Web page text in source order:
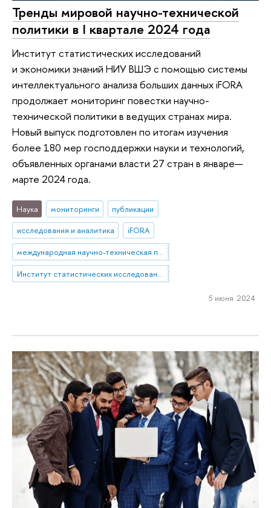
Тренды мировой научно-технической
политики в I квартале 2024 года
Институт статистических исследований
и экономики знаний НИУ ВШЭ с помощью системы
интеллектуального анализа больших данных iFORA
продолжает мониторинг повестки научно-
технической политики в ведущих странах мира.
Новый выпуск подготовлен по итогам изучения
более 180 мер господдержки науки и технологий,
объявленных органами власти 27 стран в январе—
марте 2024 года.
Наука мониторинги
публикации
исследования и аналитика
iFORA
международная научно-техническая политика
Институт статистических исследований и экономики знаний
5 июня 2024